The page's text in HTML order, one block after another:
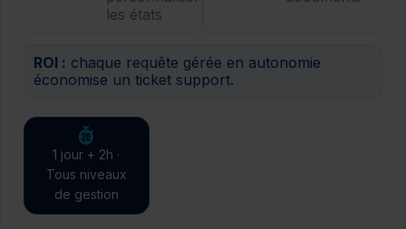
les états
ROI : chaque requête gérée en autonomie
économise un ticket support.
1 jour + 2h ·
Tous niveaux
de gestion